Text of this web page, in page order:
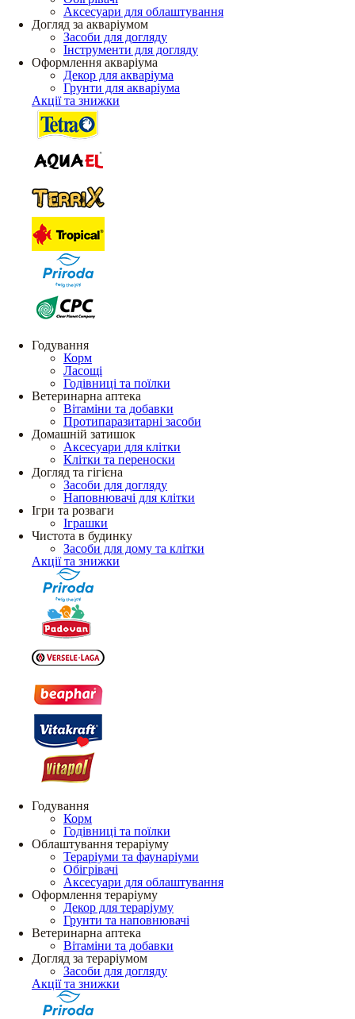
Аксесуари для облаштування
Догляд за акваріумом
Засоби для догляду
Інструменти для догляду
Оформлення акваріума
Декор для акваріума
Грунти для акваріума
Акції та знижки
Годування
Корм
Ласощі
Годівниці та поїлки
Ветеринарна аптека
Вітаміни та добавки
Протипаразитарні засоби
Домашній затишок
Аксесуари для клітки
Клітки та переноски
Догляд та гігієна
Засоби для догляду
Наповнювачі для клітки
Ігри та розваги
Іграшки
Чистота в будинку
Засоби для дому та клітки
Акції та знижки
Годування
Корм
Годівниці та поїлки
Облаштування тераріуму
Тераріуми та фаунаріуми
Обігрівачі
Аксесуари для облаштування
Оформлення тераріуму
Декор для тераріуму
Грунти та наповнювачі
Ветеринарна аптека
Вітаміни та добавки
Догляд за тераріумом
Засоби для догляду
Акції та знижки